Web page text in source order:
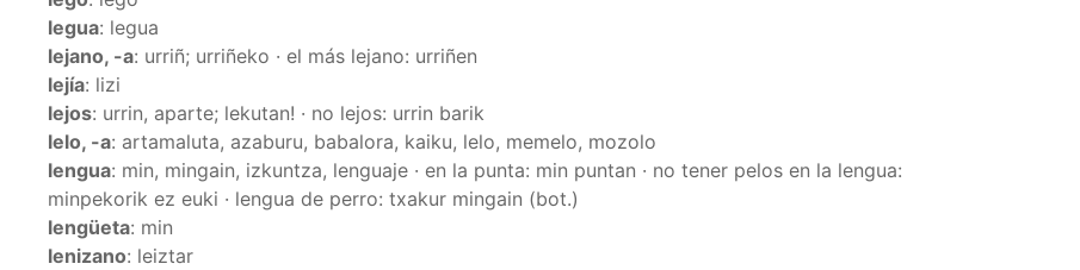
legua: legua
lejano, -a: urriñ; urriñeko · el más lejano: urriñen
lejía: lizi
lejos: urrin, aparte; lekutan! · no lejos: urrin barik
lelo, -a: artamaluta, azaburu, babalora, kaiku, lelo, memelo, mozolo
lengua: min, mingain, izkuntza, lenguaje · en la punta: min puntan · no tener pelos en la lengua:
minpekorik ez euki · lengua de perro: txakur mingain (bot.)
lengüeta: min
lenizano: leiztar